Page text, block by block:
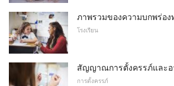
ภาพรวมของความบกพร่อง
โรงเรียน
สัญญาณการตั้งครรภ์และอ
การตั้งครรภ์